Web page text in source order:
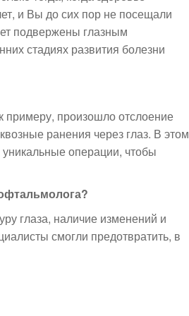
и Вы до сих пор не посещали
подвержены глазным
стадиях развития болезни
примеру, произошло отслоение
ранения через глаз. В этом
операции, чтобы
глаза, наличие изменений и
смогли предотвратить, в